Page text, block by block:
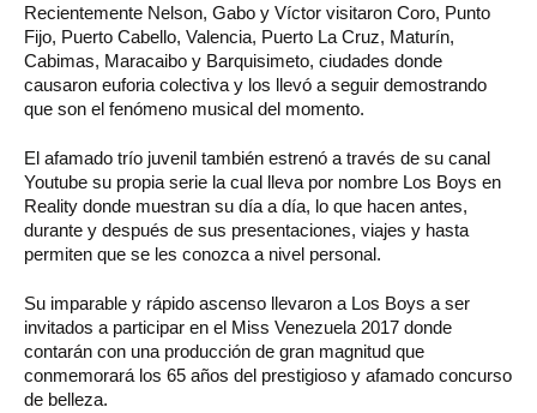
Recientemente Nelson, Gabo y Víctor visitaron Coro, Punto
Fijo, Puerto Cabello, Valencia, Puerto La Cruz, Maturín,
Cabimas, Maracaibo y Barquisimeto, ciudades donde
causaron euforia colectiva y los llevó a seguir demostrando
que son el fenómeno musical del momento.
El afamado trío juvenil también estrenó a través de su canal
Youtube su propia serie la cual lleva por nombre Los Boys en
Reality donde muestran su día a día, lo que hacen antes,
durante y después de sus presentaciones, viajes y hasta
permiten que se les conozca a nivel personal.
Su imparable y rápido ascenso llevaron a Los Boys a ser
invitados a participar en el Miss Venezuela 2017 donde
contarán con una producción de gran magnitud que
conmemorará los 65 años del prestigioso y afamado concurso
de belleza.